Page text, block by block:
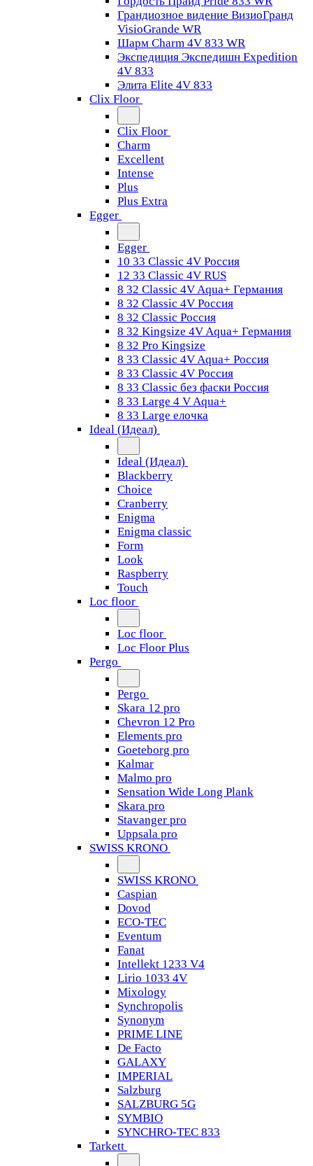
Грандиозное видение ВизиоГранд
VisioGrande WR
Шарм Charm 4V 833 WR
Экспедиция Экспедишн Expedition
4V 833
Элита Elite 4V 833
Clix Floor
Clix Floor
Charm
Excellent
Intense
Plus
Plus Extra
Egger
Egger
10 33 Classic 4V Россия
12 33 Classic 4V RUS
8 32 Classic 4V Aqua+ Германия
8 32 Classic 4V Россия
8 32 Classic Россия
8 32 Kingsize 4V Aqua+ Германия
8 32 Pro Kingsize
8 33 Classic 4V Aqua+ Россия
8 33 Classic 4V Россия
8 33 Classic без фаски Россия
8 33 Large 4 V Aqua+
8 33 Large елочка
Ideal (Идеал)
Ideal (Идеал)
Blackberry
Choice
Cranberry
Enigma
Enigma classic
Form
Look
Raspberry
Touch
Loc floor
Loc floor
Loc Floor Plus
Pergo
Pergo
Skara 12 pro
Chevron 12 Pro
Elements pro
Goeteborg pro
Kalmar
Malmo pro
Sensation Wide Long Plank
Skara pro
Stavanger pro
Uppsala pro
SWISS KRONO
SWISS KRONO
Caspian
Dovod
ECO-TEC
Eventum
Fanat
Intellekt 1233 V4
Lirio 1033 4V
Mixology
Synchropolis
Synonym
PRIME LINE
De Facto
GALAXY
IMPERIAL
Salzburg
SALZBURG 5G
SYMBIO
SYNCHRO-TEC 833
Tarkett